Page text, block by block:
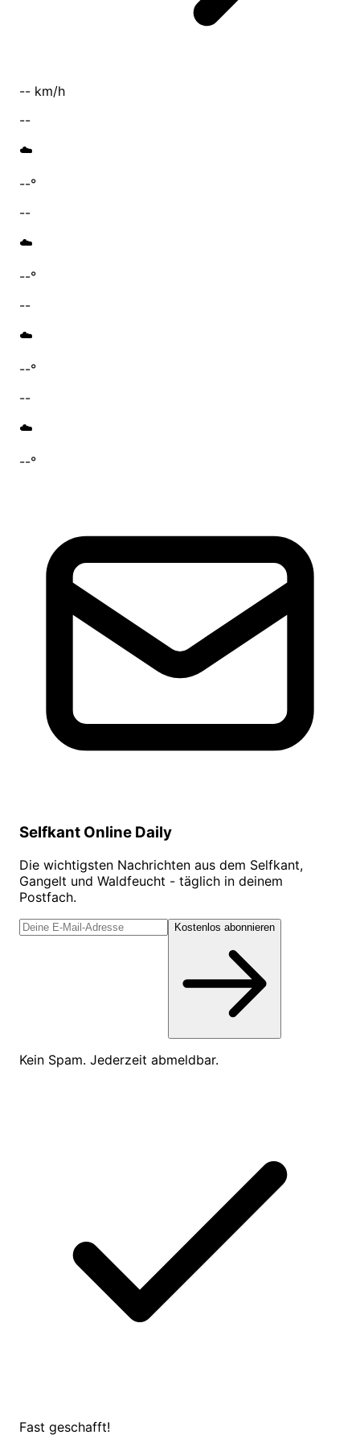
-- km/h
--
☁️
--°
--
☁️
--°
--
☁️
--°
--
☁️
--°
Selfkant Online Daily
Die wichtigsten Nachrichten aus dem Selfkant,
Gangelt und Waldfeucht - täglich in deinem
Postfach.
Kostenlos abonnieren
Kein Spam. Jederzeit abmeldbar.
Fast geschafft!